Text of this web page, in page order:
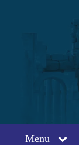
content
main
navigation
footer
Menu